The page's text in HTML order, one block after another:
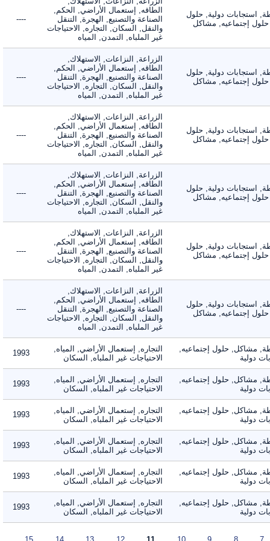
استجابات دولية, حلول
إجتماعيه, مشاكل
الطاقه, إستعمال الأراضي, الحكم,
الصناعة والتصنيع, الهجرة, التنقل
والنقل, السكان, التجاره, الاحتياجات
غير الملباه, التمدن, المياه
----
استجابات دولية, حلول
إجتماعيه, مشاكل
الزراعة, النزاعات, الاستهلاك,
الطاقه, إستعمال الأراضي, الحكم,
الصناعة والتصنيع, الهجرة, التنقل
والنقل, السكان, التجاره, الاحتياجات
غير الملباه, التمدن, المياه
----
استجابات دولية, حلول
إجتماعيه, مشاكل
الزراعة, النزاعات, الاستهلاك,
الطاقه, إستعمال الأراضي, الحكم,
الصناعة والتصنيع, الهجرة, التنقل
والنقل, السكان, التجاره, الاحتياجات
غير الملباه, التمدن, المياه
----
استجابات دولية, حلول
إجتماعيه, مشاكل
الزراعة, النزاعات, الاستهلاك,
الطاقه, إستعمال الأراضي, الحكم,
الصناعة والتصنيع, الهجرة, التنقل
والنقل, السكان, التجاره, الاحتياجات
غير الملباه, التمدن, المياه
----
استجابات دولية, حلول
إجتماعيه, مشاكل
الزراعة, النزاعات, الاستهلاك,
الطاقه, إستعمال الأراضي, الحكم,
الصناعة والتصنيع, الهجرة, التنقل
والنقل, السكان, التجاره, الاحتياجات
غير الملباه, التمدن, المياه
----
استجابات دولية, حلول
إجتماعيه, مشاكل
الزراعة, النزاعات, الاستهلاك,
الطاقه, إستعمال الأراضي, الحكم,
الصناعة والتصنيع, الهجرة, التنقل
والنقل, السكان, التجاره, الاحتياجات
غير الملباه, التمدن, المياه
----
مشاكل, حلول إجتماعيه,
دولية
التجاره, إستعمال الأراضي, المياه,
الاحتياجات غير الملباه, السكان
1993
مشاكل, حلول إجتماعيه,
دولية
التجاره, إستعمال الأراضي, المياه,
الاحتياجات غير الملباه, السكان
1993
مشاكل, حلول إجتماعيه,
دولية
التجاره, إستعمال الأراضي, المياه,
الاحتياجات غير الملباه, السكان
1993
مشاكل, حلول إجتماعيه,
دولية
التجاره, إستعمال الأراضي, المياه,
الاحتياجات غير الملباه, السكان
1993
مشاكل, حلول إجتماعيه,
دولية
التجاره, إستعمال الأراضي, المياه,
الاحتياجات غير الملباه, السكان
1993
مشاكل, حلول إجتماعيه,
دولية
التجاره, إستعمال الأراضي, المياه,
الاحتياجات غير الملباه, السكان
1993